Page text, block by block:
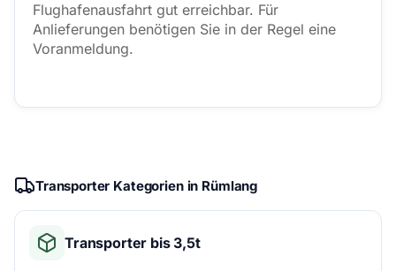
Flughafenausfahrt gut erreichbar. Für
Anlieferungen benötigen Sie in der Regel eine
Voranmeldung.
Transporter Kategorien in Rümlang
Transporter bis 3,5t